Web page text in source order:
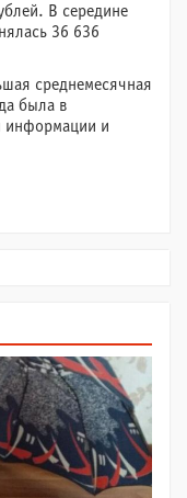
В середине
36 636
среднемесячная
была в
информации и